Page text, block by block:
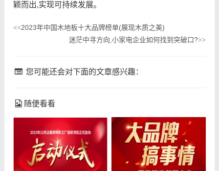
颖而出,实现可持续发展。
<<2023年中国木地板十大品牌榜单(展现木质之美)
迷茫中寻方向,小家电企业如何找到突破口?>>
您可能还会对下面的文章感兴趣：
随便看看